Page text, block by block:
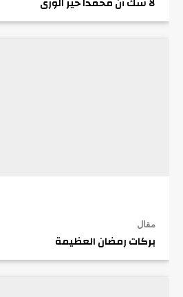
مقال
بركات رمضان العظيمة